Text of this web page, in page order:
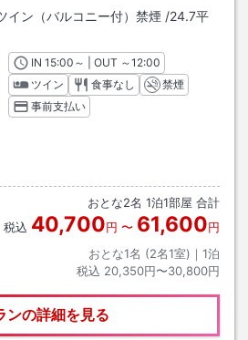
イン（バルコニー付）禁煙 /24.7平
INチェックイン
15:00 ～ | OUT チェックアウト
～12:00
ツイン
食事なし
禁煙
事前支払い
おとな2名 1泊1部屋 合計
税込 40,700円 〜 61,600円
おとな1名 (2名1室)｜ 1泊
税込 20,350円〜30,800円
ンの詳細を見る